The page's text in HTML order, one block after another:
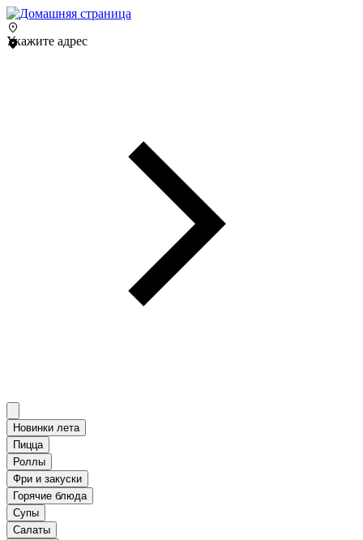
Укажите адрес
Новинки лета
Пицца
Роллы
Фри и закуски
Горячие блюда
Супы
Салаты